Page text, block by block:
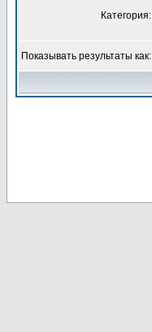
Категория:
Показывать результаты как: